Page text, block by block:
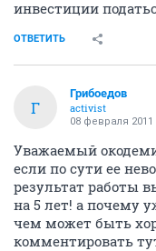
инвестиции
ОТВЕТИТЬ
Г
Грибоедов
activist
08 февраля 2011
Уважаемый
если по сути ее
результат работы
на 5 лет! а почему
чем может быть
комментировать